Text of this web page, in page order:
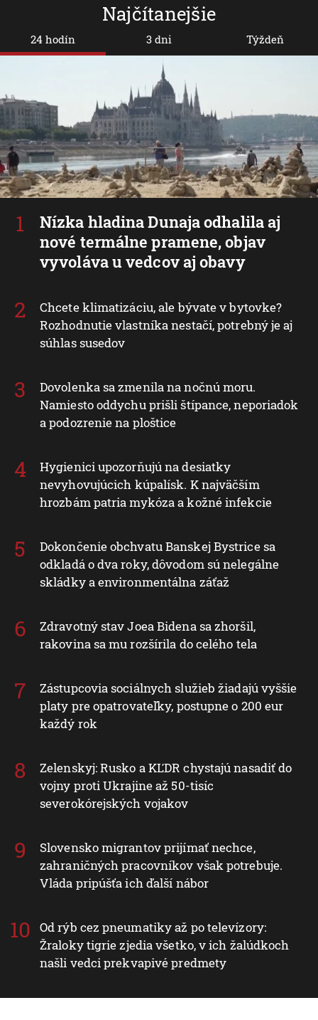
Najčítanejšie
24 hodín
Nízka hladina Dunaja odhalila aj
nové termálne pramene, objav
vyvoláva u vedcov aj obavy
Chcete klimatizáciu, ale bývate v bytovke?
Rozhodnutie vlastníka nestačí, potrebný je aj
súhlas susedov
Dovolenka sa zmenila na nočnú moru.
Namiesto oddychu prišli štípance, neporiadok
a podozrenie na ploštice
Hygienici upozorňujú na desiatky
nevyhovujúcich kúpalísk. K najväčším
hrozbám patria mykóza a kožné infekcie
Dokončenie obchvatu Banskej Bystrice sa
odkladá o dva roky, dôvodom sú nelegálne
skládky a environmentálna záťaž
Zdravotný stav Joea Bidena sa zhoršil,
rakovina sa mu rozšírila do celého tela
Zástupcovia sociálnych služieb žiadajú vyššie
platy pre opatrovateľky, postupne o 200 eur
každý rok
Zelenskyj: Rusko a KĽDR chystajú nasadiť do
vojny proti Ukrajine až 50-tisíc
severokórejských vojakov
Slovensko migrantov prijímať nechce,
zahraničných pracovníkov však potrebuje.
Vláda pripúšťa ich ďalší nábor
Od rýb cez pneumatiky až po televízory:
Žraloky tigrie zjedia všetko, v ich žalúdkoch
našli vedci prekvapivé predmety
3 dni Týždeň